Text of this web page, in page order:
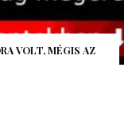
VOLT, MÉGIS AZ